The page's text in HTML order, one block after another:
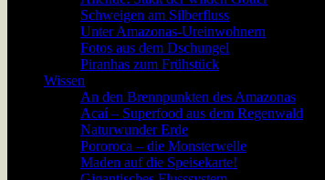
Schweigen am Silberfluss
Unter Amazonas-Ureinwohnern
Fotos aus dem Dschungel
Piranhas zum Frühstück
Wissen
An den Brennpunkten des Amazonas
Acaí – Superfood aus dem Regenwald
Naturwunder Erde
Pororoca – die Monsterwelle
Maden auf die Speisekarte!